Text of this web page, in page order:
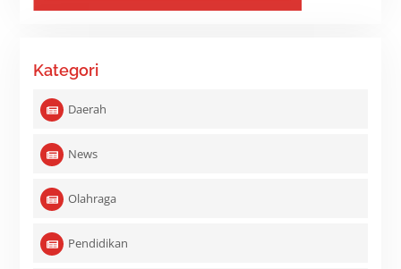
Kategori
Daerah
News
Olahraga
Pendidikan